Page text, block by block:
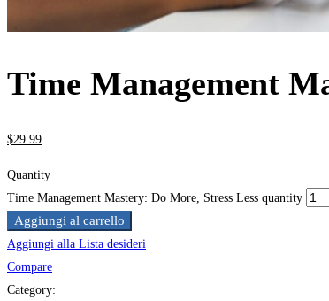
Time Management
$29 .99
Quantity
Time Management Mastery: Do More, Stress Less quantity
Aggiungi al carrello
Aggiungi alla Lista desideri
Compare
Category: